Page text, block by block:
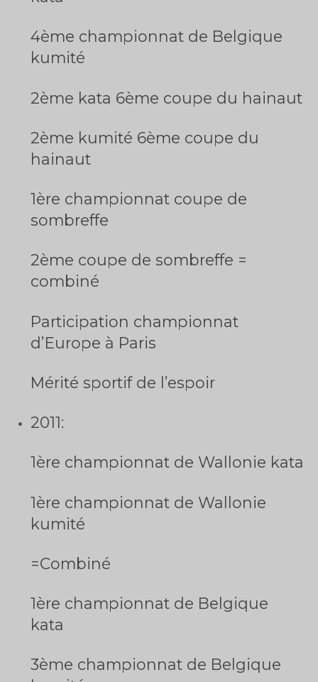
4ème championnat de Belgique
kumité
2ème kata 6ème coupe du hainaut
2ème kumité 6ème coupe du
hainaut
1ère championnat coupe de
sombreffe
2ème coupe de sombreffe =
combiné
Participation championnat
d’Europe à Paris
Mérité sportif de l’espoir
2011:
1ère championnat de Wallonie kata
1ère championnat de Wallonie
kumité
=Combiné
1ère championnat de Belgique
kata
3ème championnat de Belgique